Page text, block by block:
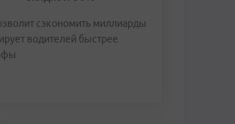
сэкономить миллиарды
водителей быстрее